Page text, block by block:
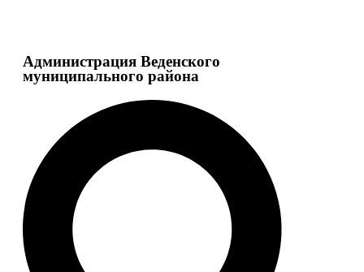
Администрация Веденского
муниципального района